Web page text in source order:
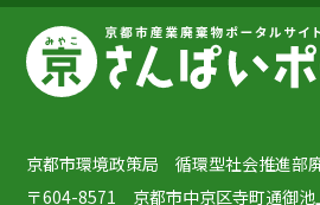
京都市環境政策局 循環型社会推進部
〒604-8571 京都市中京区寺町通御池